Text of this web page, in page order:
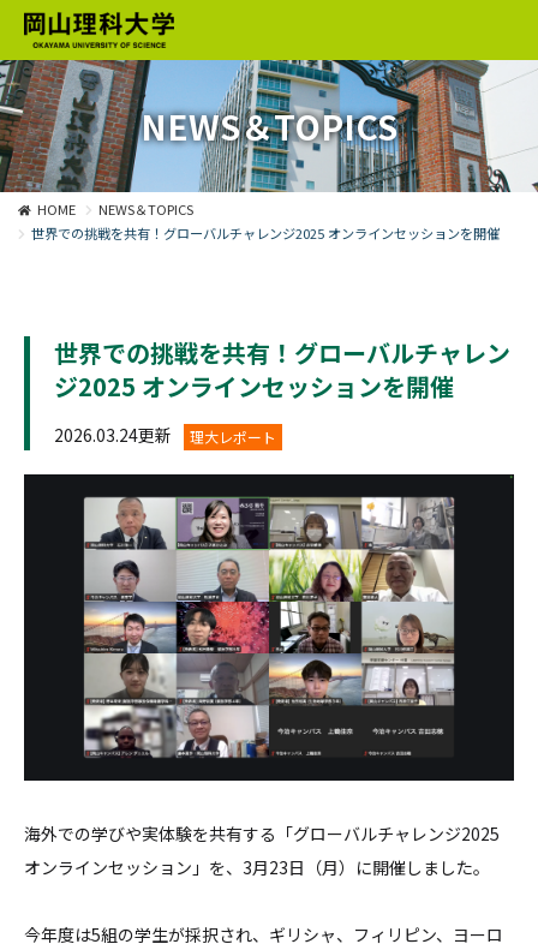
NEWS＆TOPICS
HOME
NEWS＆TOPICS
世界での挑戦を共有！グローバルチャレンジ2025 オンラインセッションを開催
世界での挑戦を共有！グローバルチャレン
ジ2025 オンラインセッションを開催
2026.03.24更新 理大レポート
海外での学びや実体験を共有する「グローバルチャレンジ2025
オンラインセッション」を、3月23日（月）に開催しました。
今年度は5組の学生が採択され、ギリシャ、フィリピン、ヨーロ